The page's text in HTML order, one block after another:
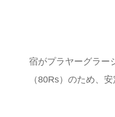
宿がプラヤーグラー
（80Rs）のため、